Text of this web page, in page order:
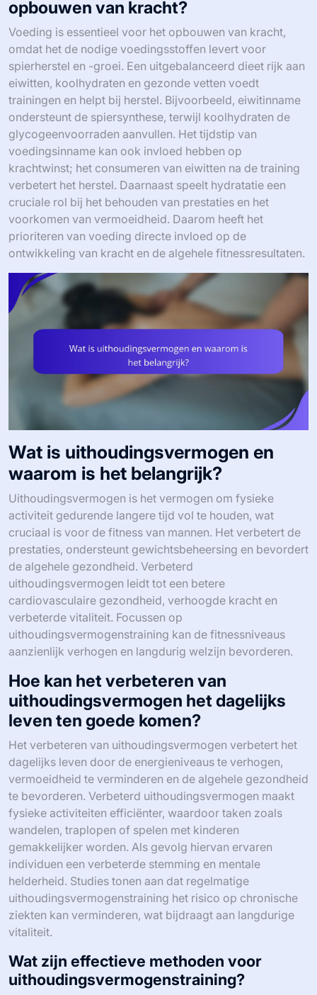
opbouwen van kracht?
Voeding is essentieel voor het opbouwen van kracht,
omdat het de nodige voedingsstoffen levert voor
spierherstel en -groei. Een uitgebalanceerd dieet rijk aan
eiwitten, koolhydraten en gezonde vetten voedt
trainingen en helpt bij herstel. Bijvoorbeeld, eiwitinname
ondersteunt de spiersynthese, terwijl koolhydraten de
glycogeenvoorraden aanvullen. Het tijdstip van
voedingsinname kan ook invloed hebben op
krachtwinst; het consumeren van eiwitten na de training
verbetert het herstel. Daarnaast speelt hydratatie een
cruciale rol bij het behouden van prestaties en het
voorkomen van vermoeidheid. Daarom heeft het
prioriteren van voeding directe invloed op de
ontwikkeling van kracht en de algehele fitnessresultaten.
Wat is uithoudingsvermogen en
waarom is het belangrijk?
Uithoudingsvermogen is het vermogen om fysieke
activiteit gedurende langere tijd vol te houden, wat
cruciaal is voor de fitness van mannen. Het verbetert de
prestaties, ondersteunt gewichtsbeheersing en bevordert
de algehele gezondheid. Verbeterd
uithoudingsvermogen leidt tot een betere
cardiovasculaire gezondheid, verhoogde kracht en
verbeterde vitaliteit. Focussen op
uithoudingsvermogenstraining kan de fitnessniveaus
aanzienlijk verhogen en langdurig welzijn bevorderen.
Hoe kan het verbeteren van
uithoudingsvermogen het dagelijks
leven ten goede komen?
Het verbeteren van uithoudingsvermogen verbetert het
dagelijks leven door de energieniveaus te verhogen,
vermoeidheid te verminderen en de algehele gezondheid
te bevorderen. Verbeterd uithoudingsvermogen maakt
fysieke activiteiten efficiënter, waardoor taken zoals
wandelen, traplopen of spelen met kinderen
gemakkelijker worden. Als gevolg hiervan ervaren
individuen een verbeterde stemming en mentale
helderheid. Studies tonen aan dat regelmatige
uithoudingsvermogenstraining het risico op chronische
ziekten kan verminderen, wat bijdraagt aan langdurige
vitaliteit.
Wat zijn effectieve methoden voor
uithoudingsvermogenstraining?